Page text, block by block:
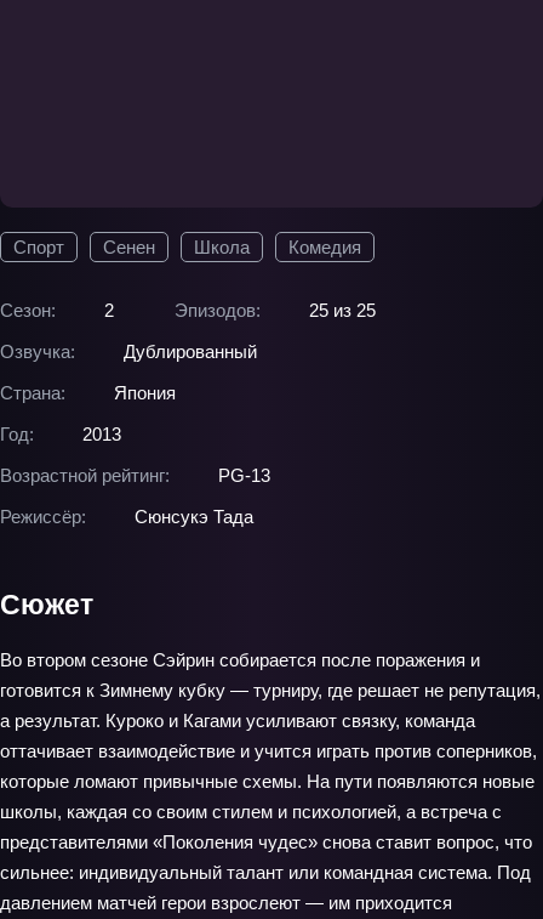
Спорт Сенен Школа Комедия
Сезон: 2 Эпизодов:
25 из 25
Озвучка:
Дублированный
Страна:
Япония
Год:
2013
Возрастной рейтинг:
PG-13
Режиссёр:
Сюнсукэ Тада
Сюжет
Во втором сезоне Сэйрин собирается после поражения и
готовится к Зимнему кубку — турниру, где решает не репутация,
а результат. Куроко и Кагами усиливают связку, команда
оттачивает взаимодействие и учится играть против соперников,
которые ломают привычные схемы. На пути появляются новые
школы, каждая со своим стилем и психологией, а встреча с
представителями «Поколения чудес» снова ставит вопрос, что
сильнее: индивидуальный талант или командная система. Под
давлением матчей герои взрослеют — им приходится